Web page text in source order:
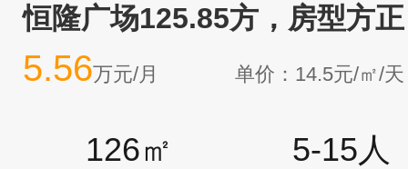
恒隆广场125.85方，房型方
5.56万元/月 单价：14.5元/㎡/天
126㎡ 5-15人